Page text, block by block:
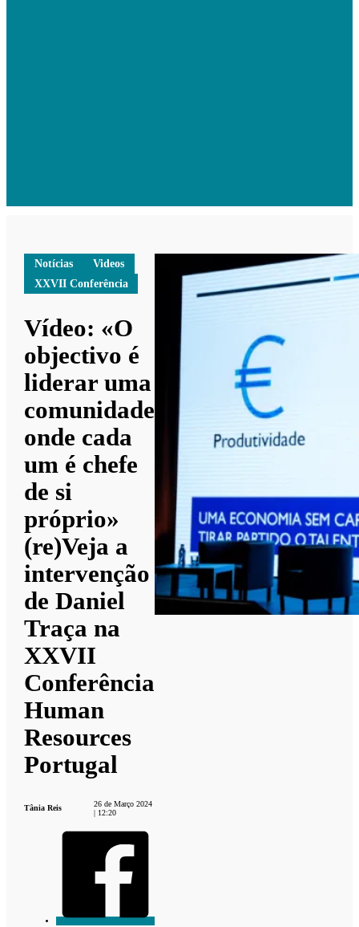
Notícias
Videos
XXVII Conferência
Vídeo: «O
objectivo é
liderar uma
comunidade
onde cada
um é chefe
de si
próprio»
(re)Veja a
intervenção
de Daniel
Traça na
XXVII
Conferência
Human
Resources
Portugal
Tânia Reis
26 de Março 2024
| 12:20